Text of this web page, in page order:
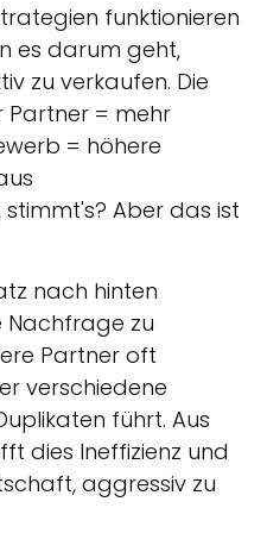
funktionieren
es darum geht,
zu verkaufen. Die
Partner = mehr
= höhere
stimmt's? Aber das ist
nach hinten
Nachfrage zu
Partner oft
verschiedene
führt. Aus
dies Ineffizienz und
aggressiv zu